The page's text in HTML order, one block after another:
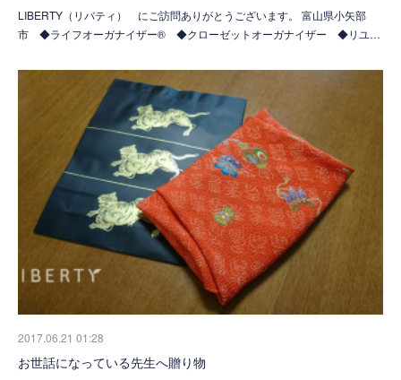
LIBERTY（リバティ） にご訪問ありがとうございます。 富山県小矢部
市 ◆ライフオーガナイザー® ◆クローゼットオーガナイザー ◆リユ…
2017.06.21 01:28
お世話になっている先生へ贈り物